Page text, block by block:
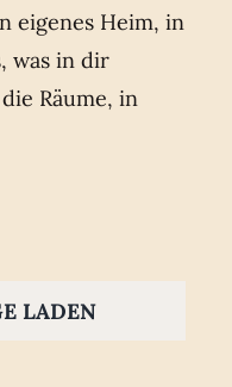
eigenes Heim, in
was in dir
Räume, in
LADEN